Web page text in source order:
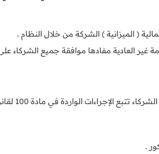
( الميزانية ) الشركة من خلال النظام .
غير العادية مفادها موافقة جميع الشركاء
الواردة في مادة 100 لقانون الشركات 1 / 2016 .